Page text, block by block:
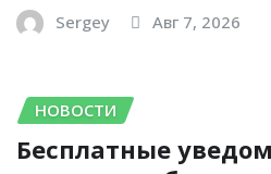
Sergey Авг 7, 2026
НОВОСТИ
Бесплатные